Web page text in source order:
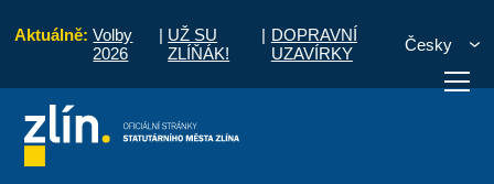
Aktuálně: Volby
2026
| UŽ SU
ZLÍŇÁK!
| DOPRAVNÍ
UZAVÍRKY
Česky